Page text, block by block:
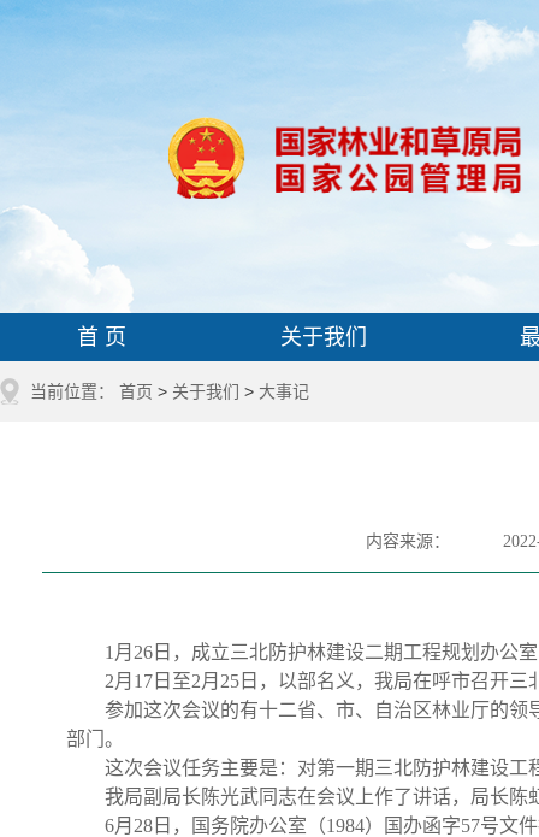
首 页 关于我们
当前位置： 首页 > 关于我们 > 大事记
内容来源：
1月26日，成立三北防护林建设二期工程规划办公
2月17日至2月25日，以部名义，我局在呼市召开
参加这次会议的有十二省、市、自治区林业厅的
部门。
这次会议任务主要是：对第一期三北防护林建设
我局副局长陈光武同志在会议上作了讲话，局长陈
6月28日，国务院办公室（1984）国办函字57号文